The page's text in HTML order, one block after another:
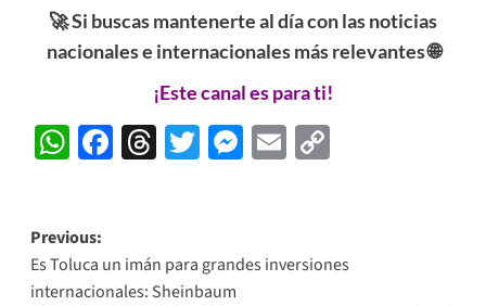
🚀 Si buscas mantenerte al día con las noticias
nacionales e internacionales más relevantes 🌐
¡Este canal es para ti!
WhatsApp
Facebook
Threads
Twitter
Messenger
EmailCopy
Post
navigation
Previous:
Es Toluca un imán para grandes inversiones
internacionales: Sheinbaum